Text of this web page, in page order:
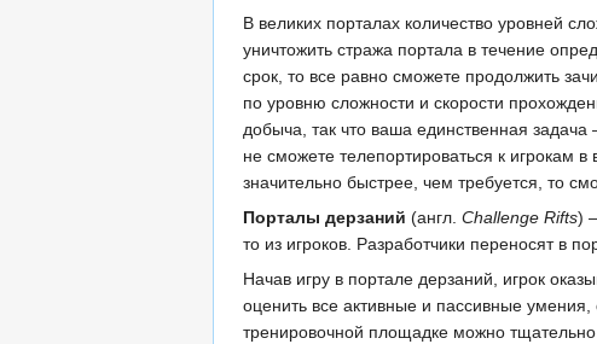
В великих порталах количество уровней
уничтожить стража портала в течение
срок, то все равно сможете продолжить
по уровню сложности и скорости
добыча, так что ваша единственная
не сможете телепортироваться к игрокам
значительно быстрее, чем требуется, то
Порталы дерзаний (англ. Challenge Rifts)
то из игроков. Разработчики переносят в
Начав игру в портале дерзаний, игрок
оценить все активные и пассивные умения,
тренировочной площадке можно тщательно